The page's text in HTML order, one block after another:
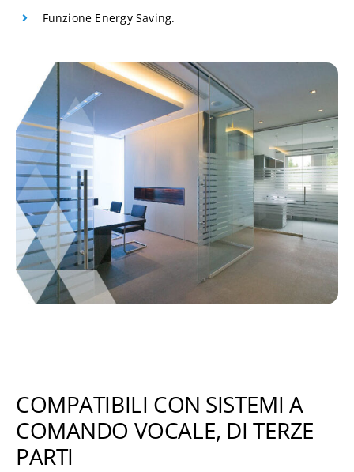
Funzione Energy Saving.
COMPATIBILI CON SISTEMI A
COMANDO VOCALE, DI TERZE
PARTI